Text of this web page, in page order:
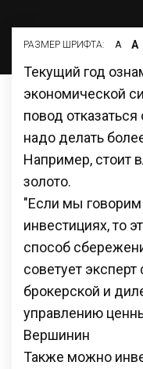
РАЗМЕР ШРИФТА: А А
Текущий год
экономической
повод
надо делать
Например, стоит
золото.
"Если мы
инвестициях, то
способ
советует
брокерской и
управлению
Вершинин
Также можно